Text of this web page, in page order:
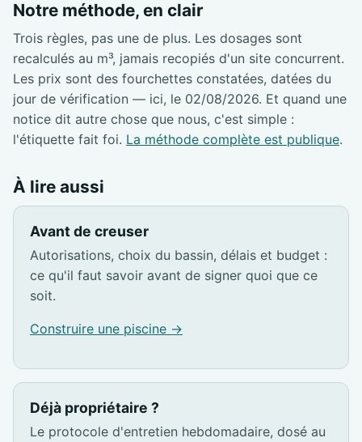
Notre méthode, en clair
Trois règles, pas une de plus. Les dosages sont
recalculés au m³, jamais recopiés d'un site concurrent.
Les prix sont des fourchettes constatées, datées du
jour de vérification — ici, le 02/08/2026. Et quand une
notice dit autre chose que nous, c'est simple :
l'étiquette fait foi. La méthode complète est publique.
À lire aussi
Avant de creuser
Autorisations, choix du bassin, délais et budget :
ce qu'il faut savoir avant de signer quoi que ce
soit.
Construire une piscine →
Déjà propriétaire ?
Le protocole d'entretien hebdomadaire, dosé au